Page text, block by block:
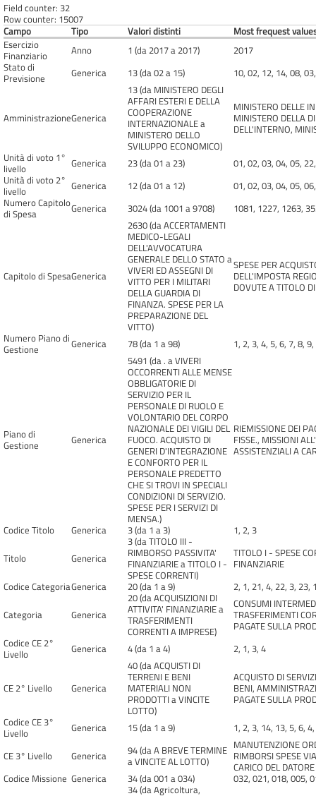
Field counter: 32
Row counter: 15007
Campo
Tipo Valori distinti
Most frequest
Esercizio
Finanziario
Anno 1 (da 2017 a 2017)
2017
Stato di
Previsione
Generica 13 (da 02 a 15) 10, 02, 12, 14, 08,
AmministrazioneGenerica
13 (da MINISTERO DEGLI
AFFARI ESTERI E DELLA
COOPERAZIONE
INTERNAZIONALE a
MINISTERO DELLO
SVILUPPO ECONOMICO)
MINISTERO DELLE
MINISTERO DELLA
DELL'INTERNO,
Unità di voto 1°
livello
Generica 23 (da 01 a 23)
01, 02, 03, 04, 05,
Unità di voto 2°
livello
Generica 12 (da 01 a 12)
01, 02, 03, 04, 05,
Numero Capitolo
di Spesa
Generica 3024 (da 1001 a 9708) 1081, 1227, 1263,
Capitolo di SpesaGenerica
2630 (da ACCERTAMENTI
MEDICO-LEGALI
DELL'AVVOCATURA
GENERALE DELLO STATO a
VIVERI ED ASSEGNI DI
VITTO PER I MILITARI
DELLA GUARDIA DI
FINANZA. SPESE PER LA
PREPARAZIONE DEL
VITTO)
SPESE PER
DELL'IMPOSTA
DOVUTE A TITOLO
Numero Piano di
Gestione
Generica 78 (da 1 a 98) 1, 2, 3, 4, 5, 6, 7, 8,
Piano di
Gestione
Generica
5491 (da . a VIVERI
OCCORRENTI ALLE MENSE
OBBLIGATORIE DI
SERVIZIO PER IL
PERSONALE DI RUOLO E
VOLONTARIO DEL CORPO
NAZIONALE DEI VIGILI DEL
FUOCO. ACQUISTO DI
GENERI D'INTEGRAZIONE
E CONFORTO PER IL
PERSONALE PREDETTO
CHE SI TROVI IN SPECIALI
CONDIZIONI DI SERVIZIO.
SPESE PER I SERVIZI DI
MENSA.)
RIEMISSIONE DEI
FISSE., MISSIONI
ASSISTENZIALI A
Codice Titolo Generica 3 (da 1 a 3)
1, 2, 3
Titolo
Generica
3 (da TITOLO III -
RIMBORSO PASSIVITA'
FINANZIARIE a TITOLO I -
SPESE CORRENTI)
TITOLO I - SPESE
FINANZIARIE
Codice CategoriaGenerica 20 (da 1 a 9)
2, 1, 21, 4, 22, 3, 23,
Categoria
Generica
20 (da ACQUISIZIONI DI
ATTIVITA' FINANZIARIE a
TRASFERIMENTI
CORRENTI A IMPRESE)
CONSUMI
TRASFERIMENTI
PAGATE SULLA
Codice CE 2°
Livello
Generica 4 (da 1 a 4) 2, 1, 3, 4
CE 2° Livello Generica
40 (da ACQUISTI DI
TERRENI E BENI
MATERIALI NON
PRODOTTI a VINCITE
LOTTO)
ACQUISTO DI
BENI,
PAGATE SULLA
Codice CE 3°
Livello
Generica 15 (da 1 a 9)
1, 2, 3, 14, 13, 5, 6,
CE 3° Livello
Generica
94 (da A BREVE TERMINE
a VINCITE AL LOTTO)
MANUTENZIONE
RIMBORSI SPESE
CARICO DEL
Codice Missione Generica 34 (da 001 a 034) 032, 021, 018, 005,
34 (da Agricoltura,